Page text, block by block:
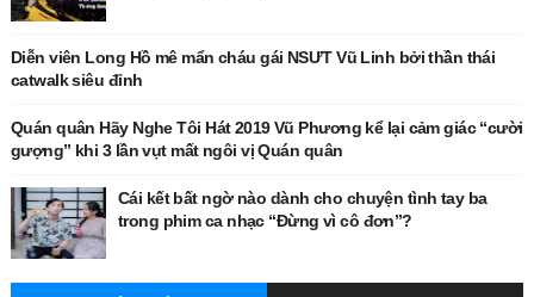
Diễn viên Long Hồ mê mẩn cháu gái NSƯT Vũ Linh bởi thần thái
catwalk siêu đỉnh
Quán quân Hãy Nghe Tôi Hát 2019 Vũ Phương kể lại cảm giác “cười
gượng” khi 3 lần vụt mất ngôi vị Quán quân
Cái kết bất ngờ nào dành cho chuyện tình tay ba
trong phim ca nhạc “Đừng vì cô đơn”?